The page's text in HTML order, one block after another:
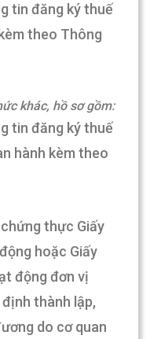
tin đăng ký thuế
theo Thông
khác, hồ sơ gồm:
tin đăng ký thuế
hành kèm theo
thực Giấy
hoặc Giấy
động đơn vị
thành lập,
do cơ quan